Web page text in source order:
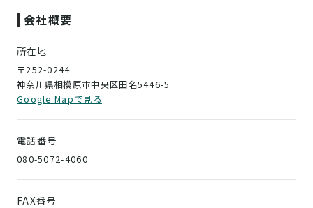
会社概要
所在地
〒252-0244
神奈川県相模原市中央区田名5446-5
Google Mapで見る
電話番号
080-5072-4060
FAX番号